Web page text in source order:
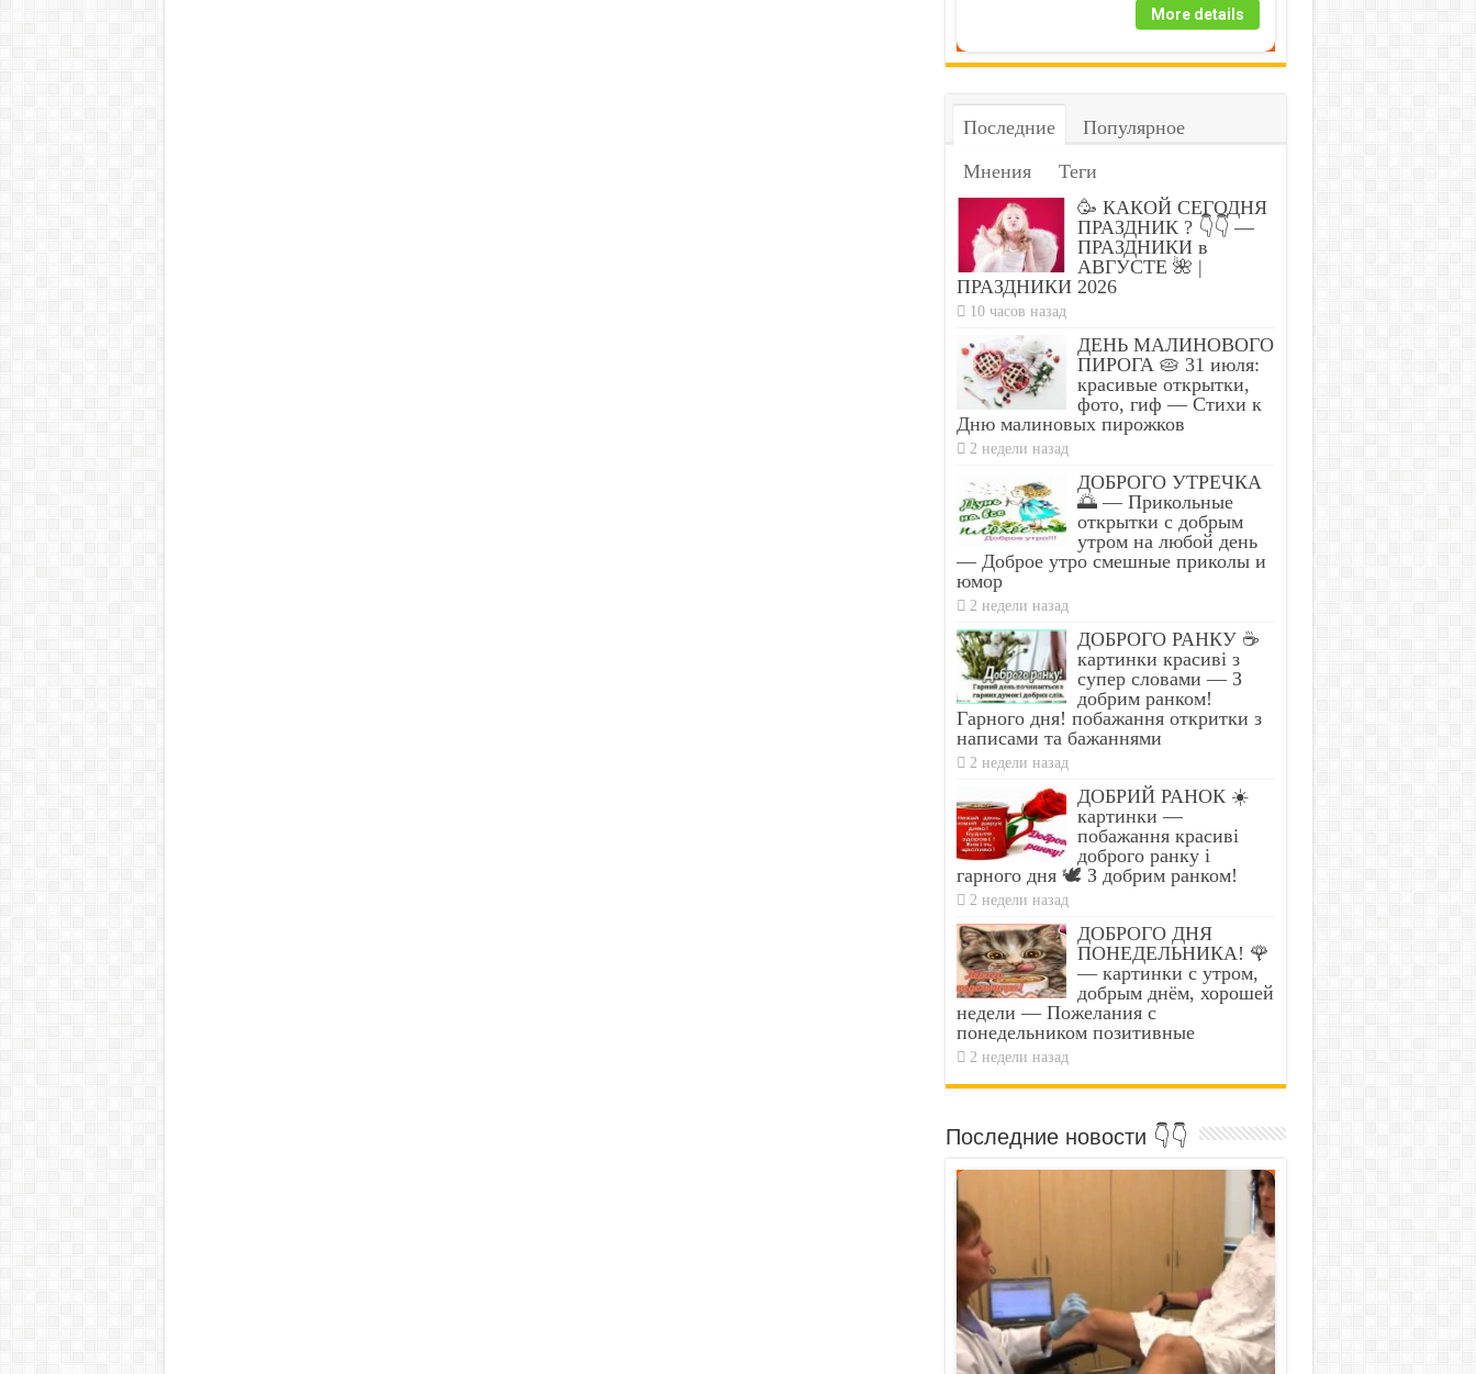
More details
Последние
Популярное
Мнения
Теги
🥳 КАКОЙ СЕГОДНЯ
ПРАЗДНИК ? 👇👇 —
ПРАЗДНИКИ в
АВГУСТЕ 🌺 |
ПРАЗДНИКИ 2026
10 часов назад
ДЕНЬ МАЛИНОВОГО
ПИРОГА 🥧 31 июля:
красивые открытки,
фото, гиф — Стихи к
Дню малиновых пирожков
2 недели назад
ДОБРОГО УТРЕЧКА
🌅 — Прикольные
открытки с добрым
утром на любой день
— Доброе утро смешные приколы и
юмор
2 недели назад
ДОБРОГО РАНКУ ☕
картинки красиві з
супер словами — З
добрим ранком!
Гарного дня! побажання откритки з
написами та бажаннями
2 недели назад
ДОБРИЙ РАНОК ☀️
картинки —
побажання красиві
доброго ранку і
гарного дня 🕊️ З добрим ранком!
2 недели назад
ДОБРОГО ДНЯ
ПОНЕДЕЛЬНИКА! 🌹
— картинки с утром,
добрым днём, хорошей
недели — Пожелания с
понедельником позитивные
2 недели назад
Последние новости 👇👇